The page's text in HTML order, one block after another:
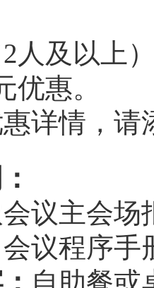
人及以上
优惠。
详情，请
议主会场
会议程序手